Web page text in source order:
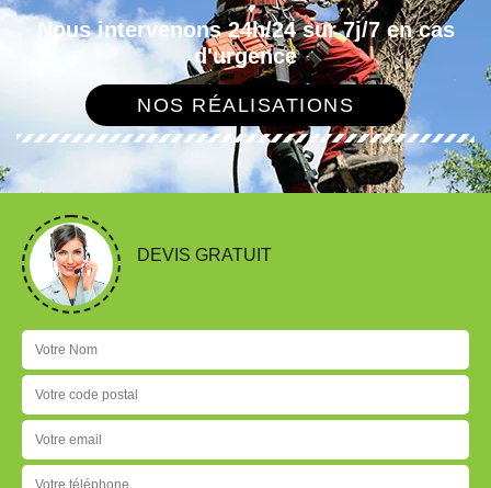
Nous intervenons 24h/24 sur 7j/7 en cas
d'urgence
NOS RÉALISATIONS
DEVIS GRATUIT